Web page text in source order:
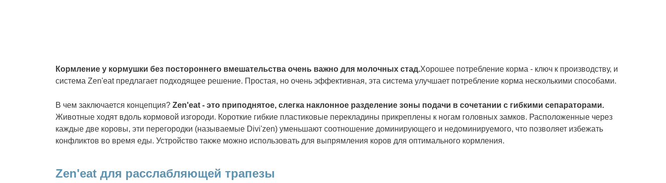
Кормление у кормушки без постороннего вмешательства очень важно для молочных стад.Хорошее потребление корма - ключ к производству, и
система Zen'eat предлагает подходящее решение. Простая, но очень эффективная, эта система улучшает потребление корма несколькими способами.
В чем заключается концепция? Zen'eat - это приподнятое, слегка наклонное разделение зоны подачи в сочетании с гибкими сепараторами.
Животные ходят вдоль кормовой изгороди. Короткие гибкие пластиковые перекладины прикреплены к ногам головных замков. Расположенные через
каждые две коровы, эти перегородки (называемые Divi'zen) уменьшают соотношение доминирующего и недоминируемого, что позволяет избежать
конфликтов во время еды. Устройство также можно использовать для выпрямления коров для оптимального кормления.
Zen'eat для расслабляющей трапезы